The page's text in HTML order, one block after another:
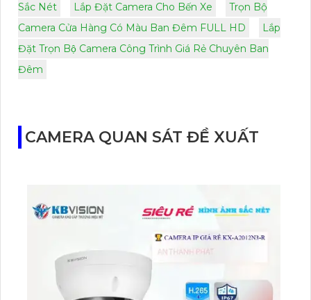
Sắc Nét
Lắp Đặt Camera Cho Bến Xe
Trọn Bộ
Camera Cửa Hàng Có Màu Ban Đêm FULL HD
Lắp
Đặt Trọn Bộ Camera Công Trình Giá Rẻ Chuyên Ban
Đêm
CAMERA QUAN SÁT ĐỀ XUẤT